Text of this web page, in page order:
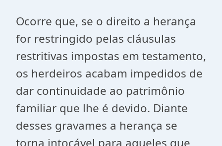
Ocorre que, se o direito a herança
for restringido pelas cláusulas
restritivas impostas em testamento,
os herdeiros acabam impedidos de
dar continuidade ao patrimônio
familiar que lhe é devido. Diante
desses gravames a herança se
torna intocável para aqueles que